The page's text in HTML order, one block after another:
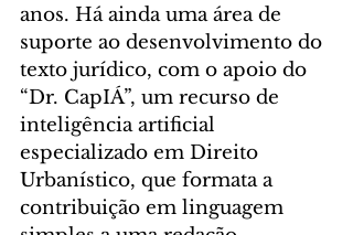
anos. Há ainda uma área de
suporte ao desenvolvimento do
texto jurídico, com o apoio do
“Dr. CapIÁ”, um recurso de
inteligência artificial
especializado em Direito
Urbanístico, que formata a
contribuição em linguagem